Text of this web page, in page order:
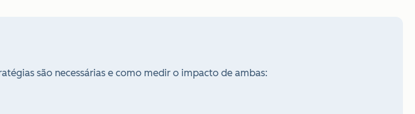
são necessárias e como medir o impacto de ambas: